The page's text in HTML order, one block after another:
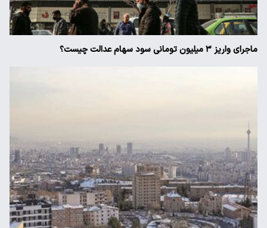
ماجرای واریز ۳ میلیون تومانی سود سهام عدالت چیست؟